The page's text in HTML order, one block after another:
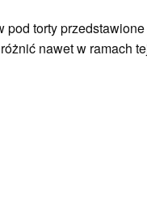
pod torty
nawet w ramach